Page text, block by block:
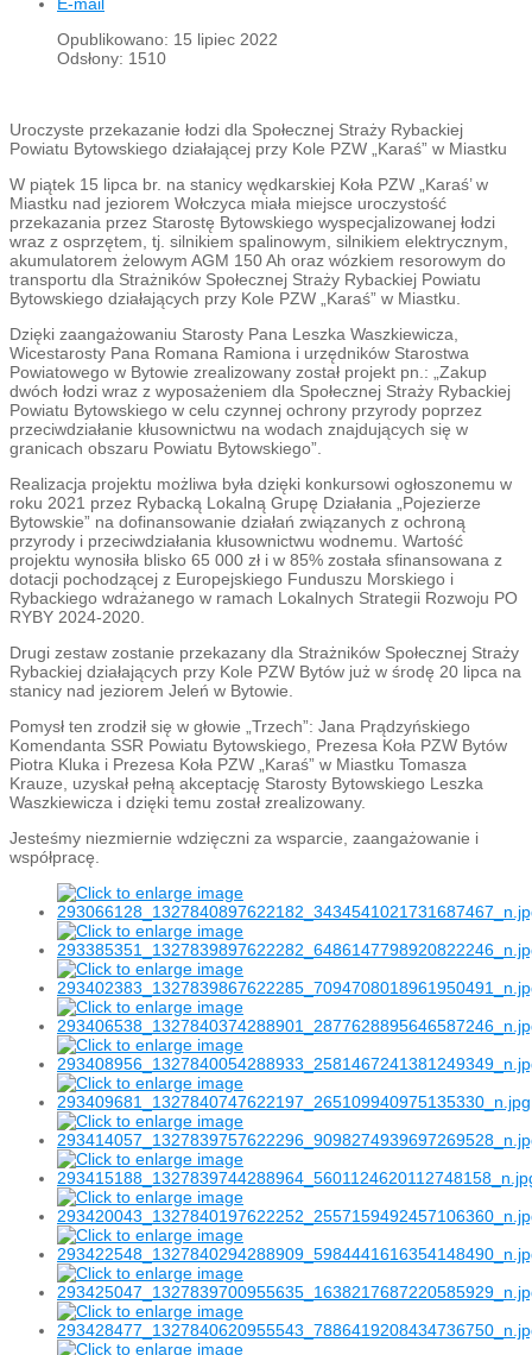
E-mail
Opublikowano: 15 lipiec 2022
Odsłony: 1510
Uroczyste przekazanie łodzi dla Społecznej Straży Rybackiej
Powiatu Bytowskiego działającej przy Kole PZW „Karaś” w Miastku
W piątek 15 lipca br. na stanicy wędkarskiej Koła PZW „Karaś’ w
Miastku nad jeziorem Wołczyca miała miejsce uroczystość
przekazania przez Starostę Bytowskiego wyspecjalizowanej łodzi
wraz z osprzętem, tj. silnikiem spalinowym, silnikiem elektrycznym,
akumulatorem żelowym AGM 150 Ah oraz wózkiem resorowym do
transportu dla Strażników Społecznej Straży Rybackiej Powiatu
Bytowskiego działających przy Kole PZW „Karaś” w Miastku.
Dzięki zaangażowaniu Starosty Pana Leszka Waszkiewicza,
Wicestarosty Pana Romana Ramiona i urzędników Starostwa
Powiatowego w Bytowie zrealizowany został projekt pn.: „Zakup
dwóch łodzi wraz z wyposażeniem dla Społecznej Straży Rybackiej
Powiatu Bytowskiego w celu czynnej ochrony przyrody poprzez
przeciwdziałanie kłusownictwu na wodach znajdujących się w
granicach obszaru Powiatu Bytowskiego”.
Realizacja projektu możliwa była dzięki konkursowi ogłoszonemu w
roku 2021 przez Rybacką Lokalną Grupę Działania „Pojezierze
Bytowskie” na dofinansowanie działań związanych z ochroną
przyrody i przeciwdziałania kłusownictwu wodnemu. Wartość
projektu wynosiła blisko 65 000 zł i w 85% została sfinansowana z
dotacji pochodzącej z Europejskiego Funduszu Morskiego i
Rybackiego wdrażanego w ramach Lokalnych Strategii Rozwoju PO
RYBY 2024-2020.
Drugi zestaw zostanie przekazany dla Strażników Społecznej Straży
Rybackiej działających przy Kole PZW Bytów już w środę 20 lipca na
stanicy nad jeziorem Jeleń w Bytowie.
Pomysł ten zrodził się w głowie „Trzech”: Jana Prądzyńskiego
Komendanta SSR Powiatu Bytowskiego, Prezesa Koła PZW Bytów
Piotra Kluka i Prezesa Koła PZW „Karaś” w Miastku Tomasza
Krauze, uzyskał pełną akceptację Starosty Bytowskiego Leszka
Waszkiewicza i dzięki temu został zrealizowany.
Jesteśmy niezmiernie wdzięczni za wsparcie, zaangażowanie i
współpracę.